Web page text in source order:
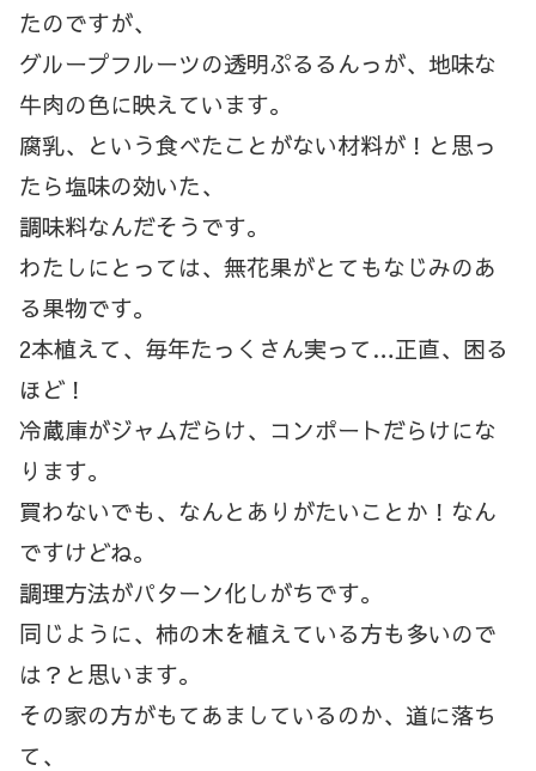
たのですが、
グループフルーツの透明ぷるるんっが、地味な
牛肉の色に映えています。
腐乳、という食べたことがない材料が！と思っ
たら塩味の効いた、
調味料なんだそうです。
わたしにとっては、無花果がとてもなじみのあ
る果物です。
2本植えて、毎年たっくさん実って…正直、困る
ほど！
冷蔵庫がジャムだらけ、コンポートだらけにな
ります。
買わないでも、なんとありがたいことか！なん
ですけどね。
調理方法がパターン化しがちです。
同じように、柿の木を植えている方も多いので
は？と思います。
その家の方がもてあましているのか、道に落ち
て、